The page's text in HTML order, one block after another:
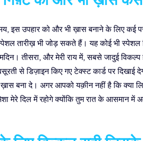
इस उपहार को और भी ख़ास बनाने के लिए कई
तारीख़ भी जोड़ सकते हैं। यह कोई भी स्पेशल
तीसरा, और मेरी राय में, सबसे जादुई
से डिज़ाइन किए गए टेक्स्ट कार्ड पर दिखाई
बना दे। अगर आपको यक़ीन नहीं है कि क्या
मेरे दिल में रहोगे क्योंकि तुम रात के आसमान में